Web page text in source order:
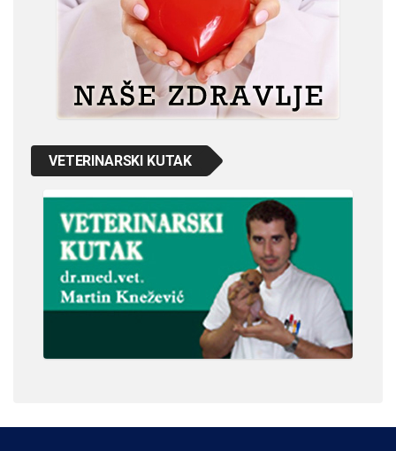
VETERINARSKI KUTAK